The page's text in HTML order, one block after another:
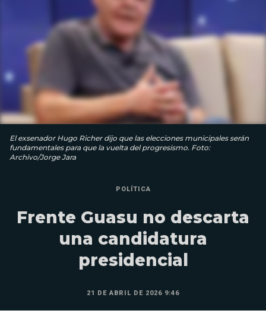
El exsenador Hugo Richer dijo que las elecciones municipales serán
fundamentales para que la vuelta del progresismo. Foto:
Archivo/Jorge Jara
POLÍTICA
Frente Guasu no descarta
una candidatura
presidencial
21 DE ABRIL DE 2026 9:46